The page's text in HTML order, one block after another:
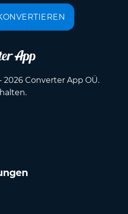
2026 Converter App OÜ.